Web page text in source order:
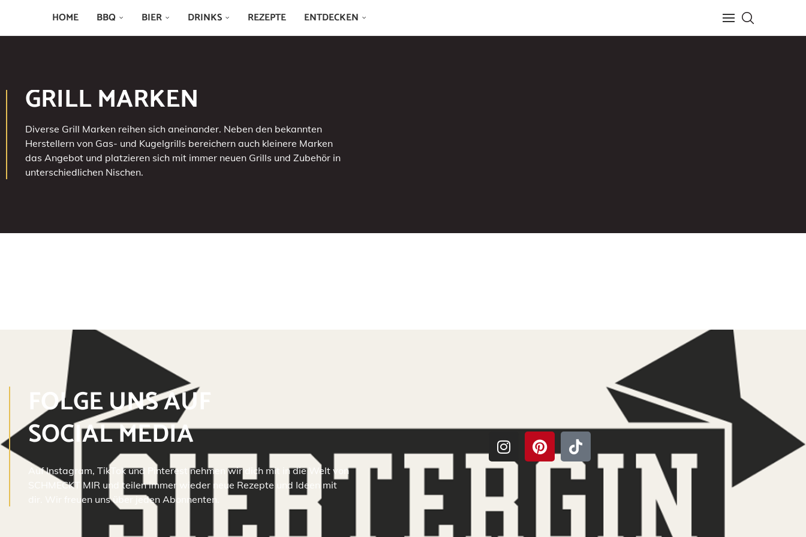
HOME BBQ BIER DRINKS REZEPTE ENTDECKEN
GRILL MARKEN
Diverse Grill Marken reihen sich aneinander. Neben den bekannten
Herstellern von Gas- und Kugelgrills bereichern auch kleinere Marken
das Angebot und platzieren sich mit immer neuen Grills und Zubehör in
unterschiedlichen Nischen.
FOLGE UNS AUF
SOCIAL MEDIA
Auf Instagram, TikTok und Pinterest nehmen wir dich mit in die Welt von
SCHMECKT MIR und teilen immer wieder neue Rezepte und Ideen mit
dir. Wir freuen uns über jeden Abonnenten.